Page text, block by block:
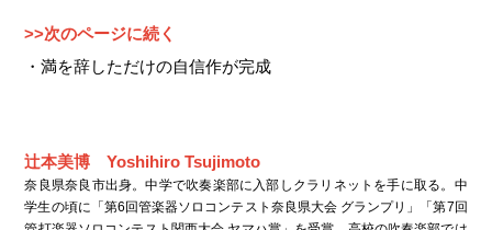
>>次のページに続く
・満を辞しただけの自信作が完成
辻本美博 Yoshihiro Tsujimoto
奈良県奈良市出身。中学で吹奏楽部に入部しクラリネットを手に取る。中
学生の頃に「第6回管楽器ソロコンテスト奈良県大会 グランプリ」「第7回